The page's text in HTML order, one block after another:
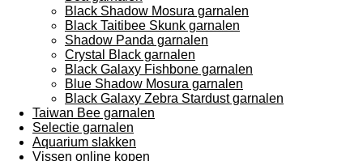
Black Shadow Mosura garnalen
Black Taitibee Skunk garnalen
Shadow Panda garnalen
Crystal Black garnalen
Black Galaxy Fishbone garnalen
Blue Shadow Mosura garnalen
Black Galaxy Zebra Stardust garnalen
Taiwan Bee garnalen
Selectie garnalen
Aquarium slakken
Vissen online kopen